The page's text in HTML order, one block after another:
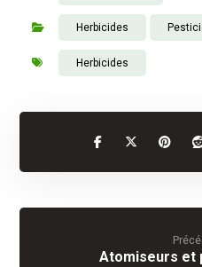
Herbicides
Herbicides
Atomiseurs et